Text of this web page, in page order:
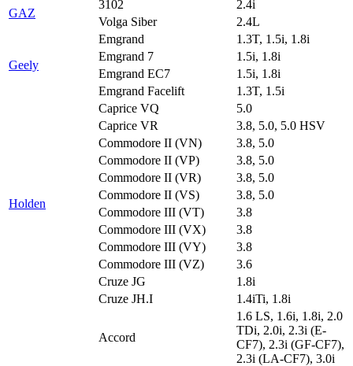
GAZ
3102
2.4i
Volga Siber
2.4L
Geely
Emgrand
1.3T, 1.5i, 1.8i
Emgrand 7
1.5i, 1.8i
Emgrand EC7
1.5i, 1.8i
Emgrand Facelift
1.3T, 1.5i
Holden
Caprice VQ
5.0
Caprice VR
3.8, 5.0, 5.0 HSV
Commodore II (VN)
3.8, 5.0
Commodore II (VP)
3.8, 5.0
Commodore II (VR)
3.8, 5.0
Commodore II (VS)
3.8, 5.0
Commodore III (VT)
3.8
Commodore III (VX)
3.8
Commodore III (VY)
3.8
Commodore III (VZ)
3.6
Cruze JG
1.8i
Cruze JH.I
1.4iTi, 1.8i
Accord
1.6 LS, 1.6i, 1.8i, 2.0
TDi, 2.0i, 2.3i (E-
CF7), 2.3i (GF-CF7),
2.3i (LA-CF7), 3.0i